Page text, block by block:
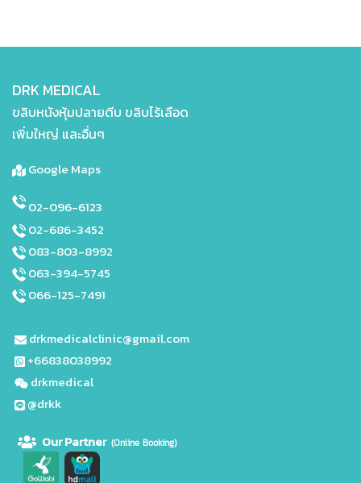
DRK MEDICAL
ขลิบหนังหุ้มปลายตีบ ขลิบไร้เลือด
เพิ่มใหญ่ และอื่นๆ
Google Maps
02-096-6123
02-686-3452
083-803-8992
063-394-5745
066-125-7491
drkmedicalclinic@gmail.com
+66838038992
drkmedical
@drkk
Our Partner (Online Booking)